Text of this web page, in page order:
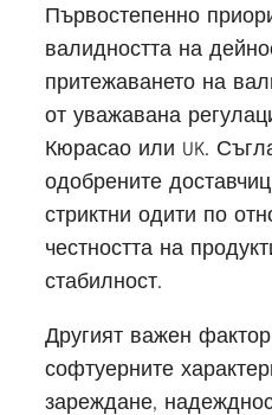
Първостепенно
валидността на
притежаването на
от уважавана
Кюрасао или UK.
одобрените
стриктни одити по
честността на
стабилност.
Другият важен
софтуерните
зареждане,